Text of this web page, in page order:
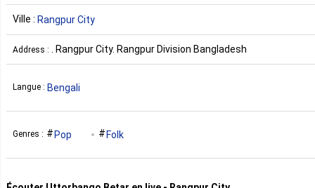
Ville : Rangpur City
Address : . Rangpur City. Rangpur Division Bangladesh
Langue : Bengali
Genres : Pop Folk